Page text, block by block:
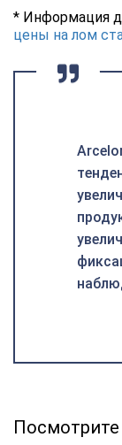
* Информация
цены на лом
Посмотрите